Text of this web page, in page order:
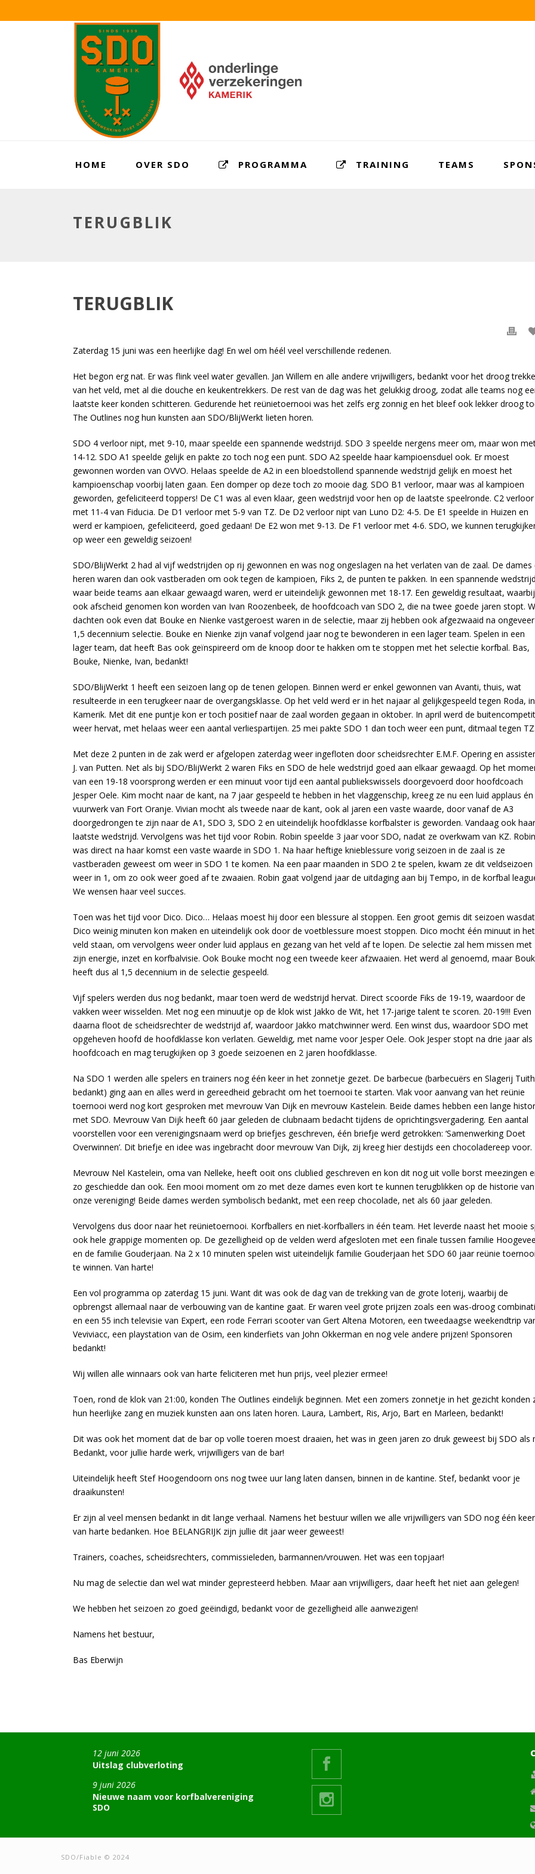
HOME OVER SDO PROGRAMMA TRAINING TEAMS
TERUGBLIK
TERUGBLIK
Zaterdag 15 juni was een heerlijke dag! En wel om héél veel verschillende redenen.
Het begon erg nat. Er was flink veel water gevallen. Jan Willem en alle andere vrijwilligers, bedankt voor het droog
van het veld, met al die douche en keukentrekkers. De rest van de dag was het gelukkig droog, zodat alle teams nog
laatste keer konden schitteren. Gedurende het reünietoernooi was het zelfs erg zonnig en het bleef ook lekker droog
The Outlines nog hun kunsten aan SDO/BlijWerkt lieten horen.
SDO 4 verloor nipt, met 9-10, maar speelde een spannende wedstrijd. SDO 3 speelde nergens meer om, maar won
14-12. SDO A1 speelde gelijk en pakte zo toch nog een punt. SDO A2 speelde haar kampioensduel ook. Er moest
gewonnen worden van OVVO. Helaas speelde de A2 in een bloedstollend spannende wedstrijd gelijk en moest het
kampioenschap voorbij laten gaan. Een domper op deze toch zo mooie dag. SDO B1 verloor, maar was al kampioen
geworden, gefeliciteerd toppers! De C1 was al even klaar, geen wedstrijd voor hen op de laatste speelronde. C2 verloor
met 11-4 van Fiducia. De D1 verloor met 5-9 van TZ. De D2 verloor nipt van Luno D2: 4-5. De E1 speelde in Huizen en
werd er kampioen, gefeliciteerd, goed gedaan! De E2 won met 9-13. De F1 verloor met 4-6. SDO, we kunnen
op weer een geweldig seizoen!
SDO/BlijWerkt 2 had al vijf wedstrijden op rij gewonnen en was nog ongeslagen na het verlaten van de zaal. De dames
heren waren dan ook vastberaden om ook tegen de kampioen, Fiks 2, de punten te pakken. In een spannende
waar beide teams aan elkaar gewaagd waren, werd er uiteindelijk gewonnen met 18-17. Een geweldig resultaat,
ook afscheid genomen kon worden van Ivan Roozenbeek, de hoofdcoach van SDO 2, die na twee goede jaren stopt.
dachten ook even dat Bouke en Nienke vastgeroest waren in de selectie, maar zij hebben ook afgezwaaid na ongeveer
1,5 decennium selectie. Bouke en Nienke zijn vanaf volgend jaar nog te bewonderen in een lager team. Spelen in een
lager team, dat heeft Bas ook geïnspireerd om de knoop door te hakken om te stoppen met het selectie korfbal. Bas,
Bouke, Nienke, Ivan, bedankt!
SDO/BlijWerkt 1 heeft een seizoen lang op de tenen gelopen. Binnen werd er enkel gewonnen van Avanti, thuis, wat
resulteerde in een terugkeer naar de overgangsklasse. Op het veld werd er in het najaar al gelijkgespeeld tegen Roda, in
Kamerik. Met dit ene puntje kon er toch positief naar de zaal worden gegaan in oktober. In april werd de
weer hervat, met helaas weer een aantal verliespartijen. 25 mei pakte SDO 1 dan toch weer een punt, ditmaal tegen TZ.
Met deze 2 punten in de zak werd er afgelopen zaterdag weer ingefloten door scheidsrechter E.M.F. Opering en
J. van Putten. Net als bij SDO/BlijWerkt 2 waren Fiks en SDO de hele wedstrijd goed aan elkaar gewaagd. Op het
van een 19-18 voorsprong werden er een minuut voor tijd een aantal publiekswissels doorgevoerd door hoofdcoach
Jesper Oele. Kim mocht naar de kant, na 7 jaar gespeeld te hebben in het vlaggenschip, kreeg ze nu een luid applaus én
vuurwerk van Fort Oranje. Vivian mocht als tweede naar de kant, ook al jaren een vaste waarde, door vanaf de A3
doorgedrongen te zijn naar de A1, SDO 3, SDO 2 en uiteindelijk hoofdklasse korfbalster is geworden. Vandaag ook haar
laatste wedstrijd. Vervolgens was het tijd voor Robin. Robin speelde 3 jaar voor SDO, nadat ze overkwam van KZ. Robin
was direct na haar komst een vaste waarde in SDO 1. Na haar heftige knieblessure vorig seizoen in de zaal is ze
vastberaden geweest om weer in SDO 1 te komen. Na een paar maanden in SDO 2 te spelen, kwam ze dit veldseizoen
weer in 1, om zo ook weer goed af te zwaaien. Robin gaat volgend jaar de uitdaging aan bij Tempo, in de korfbal
We wensen haar veel succes.
Toen was het tijd voor Dico. Dico… Helaas moest hij door een blessure al stoppen. Een groot gemis dit seizoen wasdat
Dico weinig minuten kon maken en uiteindelijk ook door de voetblessure moest stoppen. Dico mocht één minuut in het
veld staan, om vervolgens weer onder luid applaus en gezang van het veld af te lopen. De selectie zal hem missen met
zijn energie, inzet en korfbalvisie. Ook Bouke mocht nog een tweede keer afzwaaien. Het werd al genoemd, maar
heeft dus al 1,5 decennium in de selectie gespeeld.
Vijf spelers werden dus nog bedankt, maar toen werd de wedstrijd hervat. Direct scoorde Fiks de 19-19, waardoor de
vakken weer wisselden. Met nog een minuutje op de klok wist Jakko de Wit, het 17-jarige talent te scoren. 20-19!!! Even
daarna floot de scheidsrechter de wedstrijd af, waardoor Jakko matchwinner werd. Een winst dus, waardoor SDO met
opgeheven hoofd de hoofdklasse kon verlaten. Geweldig, met name voor Jesper Oele. Ook Jesper stopt na drie jaar als
hoofdcoach en mag terugkijken op 3 goede seizoenen en 2 jaren hoofdklasse.
Na SDO 1 werden alle spelers en trainers nog één keer in het zonnetje gezet. De barbecue (barbecuërs en Slagerij
bedankt) ging aan en alles werd in gereedheid gebracht om het toernooi te starten. Vlak voor aanvang van het reünie
toernooi werd nog kort gesproken met mevrouw Van Dijk en mevrouw Kastelein. Beide dames hebben een lange
met SDO. Mevrouw Van Dijk heeft 60 jaar geleden de clubnaam bedacht tijdens de oprichtingsvergadering. Een aantal
voorstellen voor een verenigingsnaam werd op briefjes geschreven, één briefje werd getrokken: ‘Samenwerking Doet
Overwinnen’. Dit briefje en idee was ingebracht door mevrouw Van Dijk, zij kreeg hier destijds een chocoladereep voor.
Mevrouw Nel Kastelein, oma van Nelleke, heeft ooit ons clublied geschreven en kon dit nog uit volle borst meezingen
zo geschiedde dan ook. Een mooi moment om zo met deze dames even kort te kunnen terugblikken op de historie van
onze vereniging! Beide dames werden symbolisch bedankt, met een reep chocolade, net als 60 jaar geleden.
Vervolgens dus door naar het reünietoernooi. Korfballers en niet-korfballers in één team. Het leverde naast het mooie
ook hele grappige momenten op. De gezelligheid op de velden werd afgesloten met een finale tussen familie
en de familie Gouderjaan. Na 2 x 10 minuten spelen wist uiteindelijk familie Gouderjaan het SDO 60 jaar reünie toernooi
te winnen. Van harte!
Een vol programma op zaterdag 15 juni. Want dit was ook de dag van de trekking van de grote loterij, waarbij de
opbrengst allemaal naar de verbouwing van de kantine gaat. Er waren veel grote prijzen zoals een was-droog
en een 55 inch televisie van Expert, een rode Ferrari scooter van Gert Altena Motoren, een tweedaagse weekendtrip
Veviviacc, een playstation van de Osim, een kinderfiets van John Okkerman en nog vele andere prijzen! Sponsoren
bedankt!
Wij willen alle winnaars ook van harte feliciteren met hun prijs, veel plezier ermee!
Toen, rond de klok van 21:00, konden The Outlines eindelijk beginnen. Met een zomers zonnetje in het gezicht konden
hun heerlijke zang en muziek kunsten aan ons laten horen. Laura, Lambert, Ris, Arjo, Bart en Marleen, bedankt!
Dit was ook het moment dat de bar op volle toeren moest draaien, het was in geen jaren zo druk geweest bij SDO als
Bedankt, voor jullie harde werk, vrijwilligers van de bar!
Uiteindelijk heeft Stef Hoogendoorn ons nog twee uur lang laten dansen, binnen in de kantine. Stef, bedankt voor je
draaikunsten!
Er zijn al veel mensen bedankt in dit lange verhaal. Namens het bestuur willen we alle vrijwilligers van SDO nog één keer
van harte bedanken. Hoe BELANGRIJK zijn jullie dit jaar weer geweest!
Trainers, coaches, scheidsrechters, commissieleden, barmannen/vrouwen. Het was een topjaar!
Nu mag de selectie dan wel wat minder gepresteerd hebben. Maar aan vrijwilligers, daar heeft het niet aan gelegen!
We hebben het seizoen zo goed geëindigd, bedankt voor de gezelligheid alle aanwezigen!
Namens het bestuur,
Bas Eberwijn
Uitslag clubverloting
12 juni 2026
Nieuwe naam voor korfbalvereniging
SDO
9 juni 2026
SDO/Fiable © 2024